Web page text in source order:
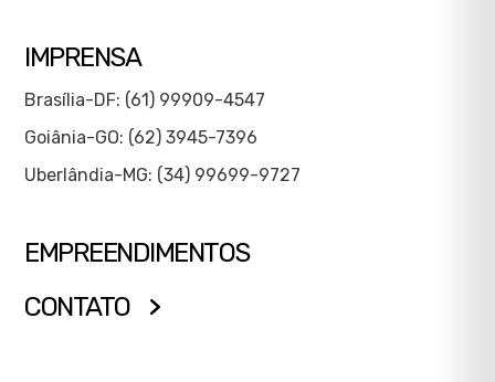
IMPRENSA
Brasília-DF: (61) 99909-4547
Goiânia-GO: (62) 3945-7396
Uberlândia-MG: (34) 99699-9727
EMPREENDIMENTOS
CONTATO